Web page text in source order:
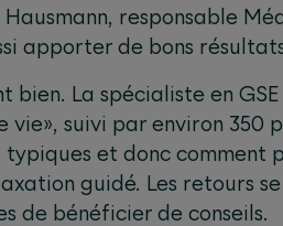
responsable
apporter de bons
bien. La spécialiste en
suivi par environ 350
et donc comment
guidé. Les retours
de bénéficier de conseils.